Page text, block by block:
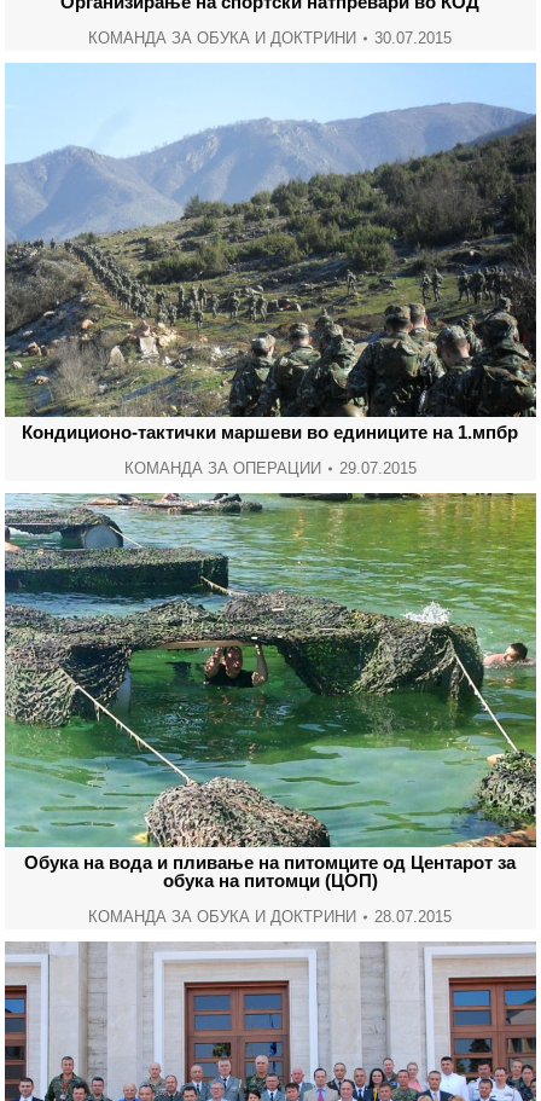
КОМАНДА ЗА ОБУКА И ДОКТРИНИ 30.07.2015
Кондиционо-тактички маршеви во единиците на 1.мпбр
КОМАНДА ЗА ОПЕРАЦИИ 29.07.2015
Обука на вода и пливање на питомците од Центарот за
обука на питомци (ЦОП)
КОМАНДА ЗА ОБУКА И ДОКТРИНИ 28.07.2015